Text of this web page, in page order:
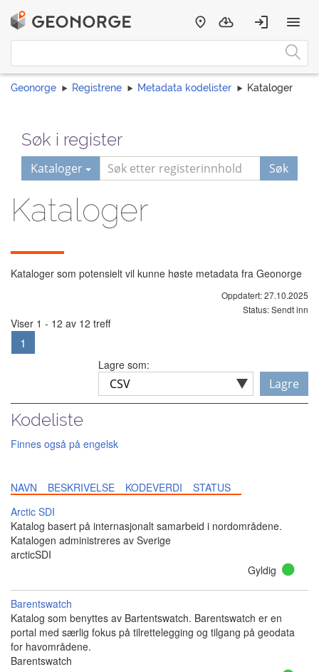
Geonorge Registrene Metadata kodelister Kataloger
Søk i register
Kataloger Søk
Kataloger
Kataloger som potensielt vil kunne høste metadata fra Geonorge
Oppdatert: 27.10.2025
Status: Sendt inn
Viser 1 - 12 av 12 treff
1
Lagre som:
Lagre
Kodeliste
Finnes også på engelsk
NAVN BESKRIVELSE KODEVERDI
STATUS
Arctic SDI
Katalog basert på internasjonalt samarbeid i nordområdene.
Katalogen administreres av Sverige
arcticSDI
Gyldig
Barentswatch
Katalog som benyttes av Bartentswatch. Barentswatch er en
portal med særlig fokus på tilrettelegging og tilgang på geodata
for havområdene.
Barentswatch